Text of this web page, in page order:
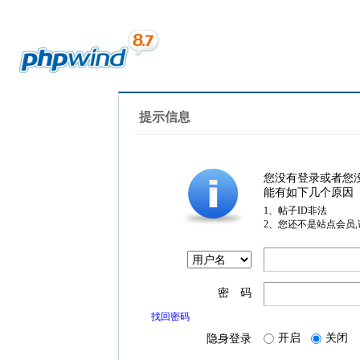
提示信息
您没有登录或者您
能有如下几个原因
1、帖子ID非法
2、您还不是站点会员
密 码
找回密码
隐身登录 开启 关闭